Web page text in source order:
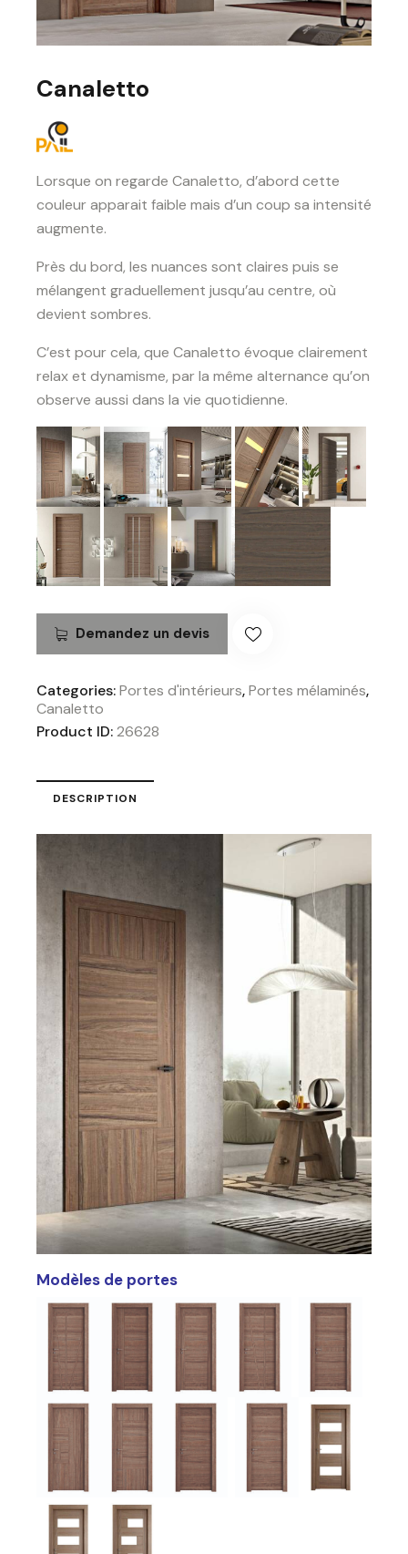
Canaletto
Lorsque on regarde Canaletto, d’abord cette
couleur apparait faible mais d’un coup sa intensité
augmente.
Près du bord, les nuances sont claires puis se
mélangent graduellement jusqu’au centre, où
devient sombres.
C’est pour cela, que Canaletto évoque clairement
relax et dynamisme, par la même alternance qu’on
observe aussi dans la vie quotidienne.
Demandez un devis
Categories:Portes d'intérieurs,Portes mélaminés,
Canaletto
Product ID:26628
DESCRIPTION
Modèles de portes